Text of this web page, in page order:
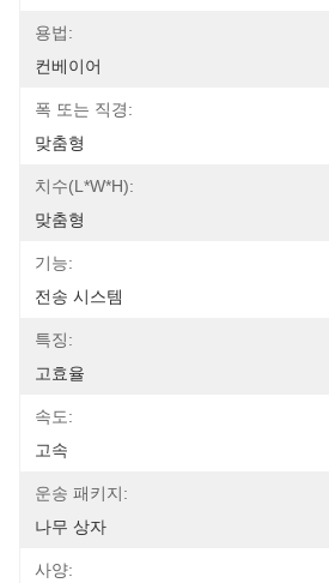
용법:
컨베이어
폭 또는 직경:
맞춤형
치수(l*w*h):
맞춤형
기능:
전송 시스템
특징:
고효율
속도:
고속
운송 패키지:
나무 상자
사양: